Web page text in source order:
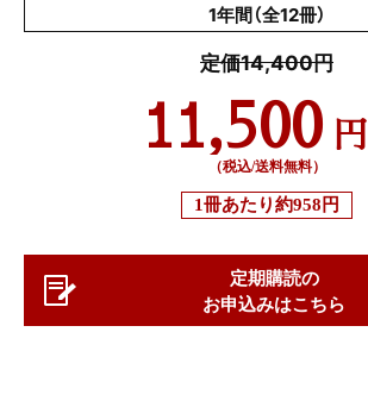
1年間（全12冊）
定価14,400円
11,500 円
（税込/送料無料）
1冊あたり約958円
定期購読の
お申込みはこちら